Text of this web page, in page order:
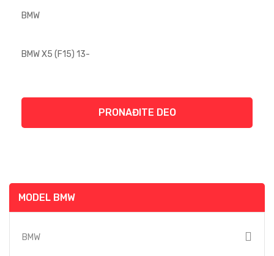
PRONAĐITE DEO
MODEL BMW
BMW